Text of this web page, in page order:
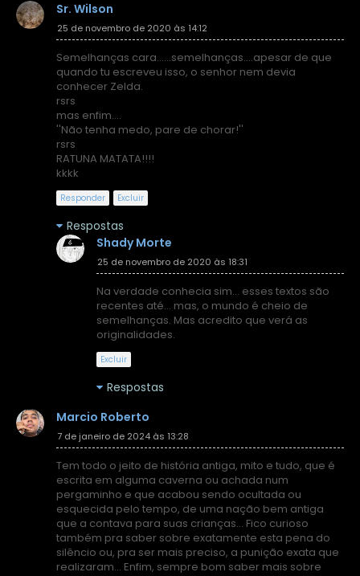
Sr. Wilson
25 de novembro de 2020 às 14:12
Semelhanças cara......semelhanças....apesar de que
quando tu escreveu isso, o senhor nem devia
conhecer Zelda.
rsrs
mas enfim....
''Não tenha medo, pare de chorar!''
rsrs
RATUNA MATATA!!!!
kkkk
Responder Excluir
Respostas
Shady Morte
25 de novembro de 2020 às 18:31
Na verdade conhecia sim... esses textos são
recentes até... mas, o mundo é cheio de
semelhanças. Mas acredito que verá as
originalidades.
Excluir
Respostas
Marcio Roberto
7 de janeiro de 2024 às 13:28
Tem todo o jeito de história antiga, mito e tudo, que é
escrita em alguma caverna ou achada num
pergaminho e que acabou sendo ocultada ou
esquecida pelo tempo, de uma nação bem antiga
que a contava para suas crianças... Fico curioso
também pra saber sobre exatamente esta pena do
silêncio ou, pra ser mais preciso, a punição exata que
realizaram... Enfim, sempre bom saber mais sobre